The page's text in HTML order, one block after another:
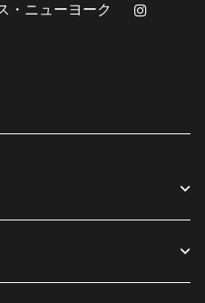
・ニューヨーク